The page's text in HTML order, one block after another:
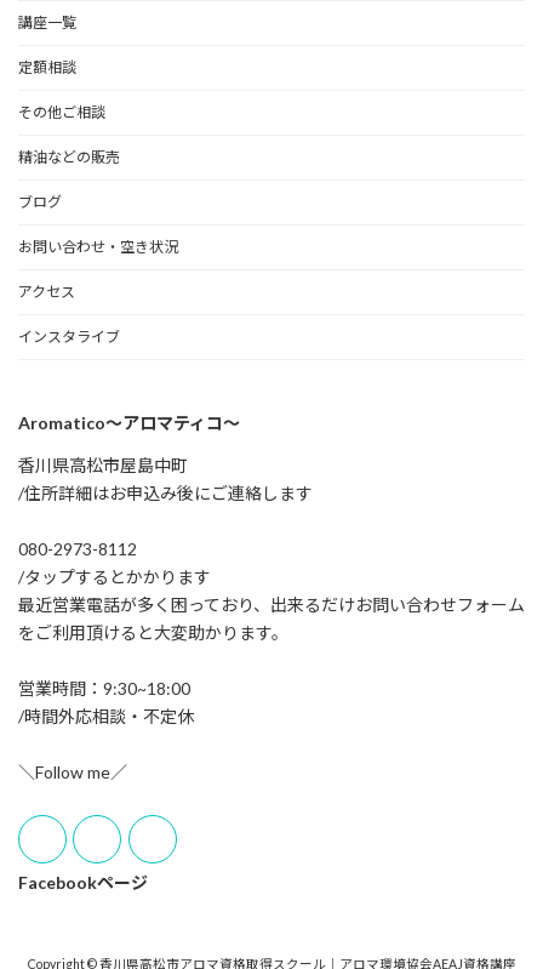
講座一覧
定額相談
その他ご相談
精油などの販売
ブログ
お問い合わせ・空き状況
アクセス
インスタライブ
Aromatico～アロマティコ～
香川県高松市屋島中町
/住所詳細はお申込み後にご連絡します
080-2973-8112
/タップするとかかります
最近営業電話が多く困っており、出来るだけお問い合わせフォーム
をご利用頂けると大変助かります。
営業時間：9:30~18:00
/時間外応相談・不定休
＼Follow me／
Facebookページ
Copyright © 香川県高松市アロマ資格取得スクール｜アロマ環境協会AEAJ資格講座